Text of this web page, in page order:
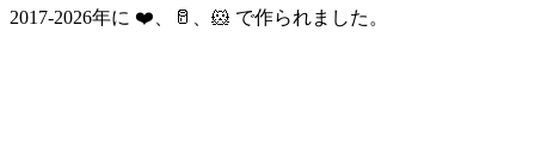
2017-2026年に ❤️、🥛、🐹 で作られました。